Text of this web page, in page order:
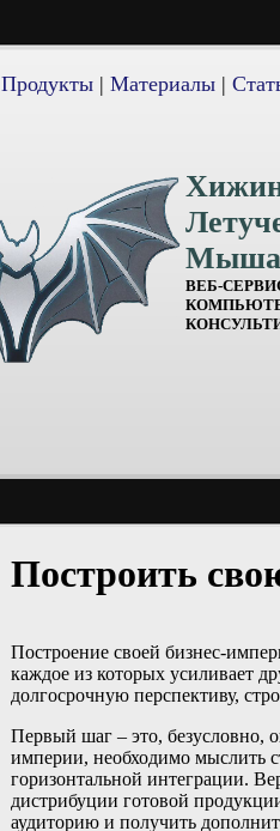
Продукты | Материалы |
Мыша
ВЕБ-
Построить
Построение своей бизнес-
каждое из которых усиливает
долгосрочную перспективу,
Первый шаг – это, безусловно,
империи, необходимо мыслить
горизонтальной интеграции.
дистрибуции готовой
аудиторию и получить